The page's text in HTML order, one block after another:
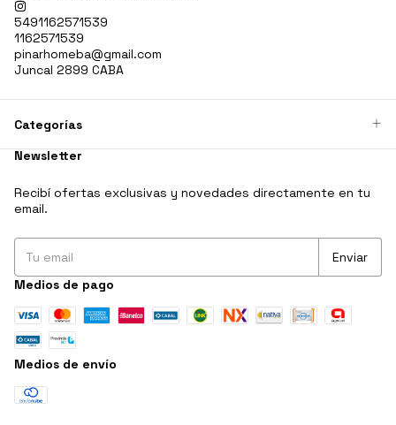
5491162571539
1162571539
pinarhomeba@gmail.com
Juncal 2899 CABA
Categorías
Newsletter
Recibí ofertas exclusivas y novedades directamente en tu
email.
Medios de pago
Medios de envío